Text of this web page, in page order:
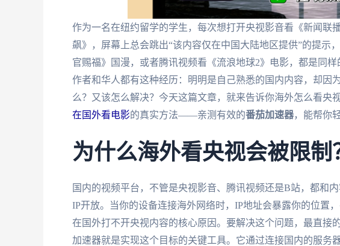
作为一名在纽约留学的学生，每次想打开央视影音看《新闻联
飙》，屏幕上总会跳出“该内容仅在中国大陆地区提供”的提示
官赐福》国漫，或者腾讯视频看《流浪地球2》电影，都是同
作者和华人都有这种经历：明明是自己熟悉的国内内容，却因
么？又该怎么解决？今天这篇文章，就来告诉你海外怎么看央
在国外看电影的真实方法——亲测有效的番茄加速器，能帮你
为什么海外看央视会被限制
国内的视频平台，不管是央视影音、腾讯视频还是B站，都和
IP开放。当你的设备连接海外网络时，IP地址会暴露你的位置
在国外打不开央视内容的核心原因。要解决这个问题，最直
加速器就是实现这个目标的关键工具。它通过连接国内的服务